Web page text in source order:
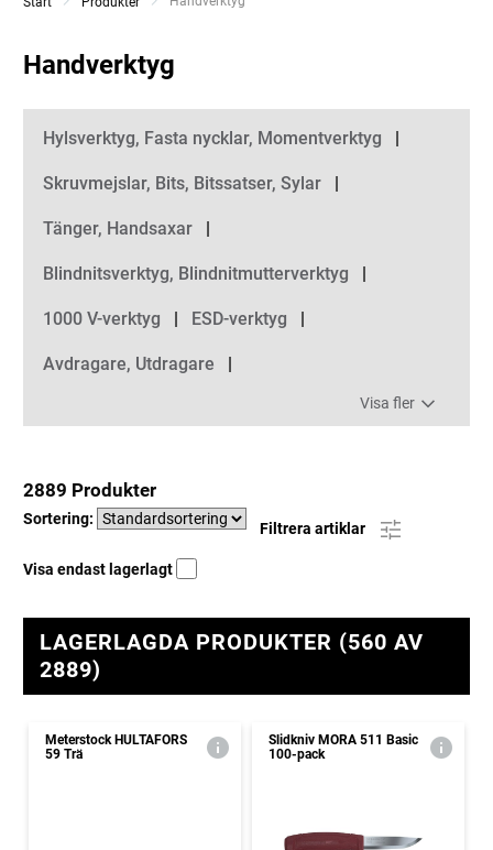
Handverktyg
Kategorier
Hylsverktyg, Fasta nycklar, Momentverktyg
Skruvmejslar, Bits, Bitssatser, Sylar
Tänger, Handsaxar
Blindnitsverktyg, Blindnitmutterverktyg
1000 V-verktyg ESD-verktyg
Avdragare, Utdragare
Visa fler
2889 Produkter
Sortering:
Filtrera artiklar
Visa endast lagerlagt
LAGERLAGDA PRODUKTER (560 AV
2889)
Meterstock HULTAFORS
59 Trä
Slidkniv MORA 511 Basic
100-pack